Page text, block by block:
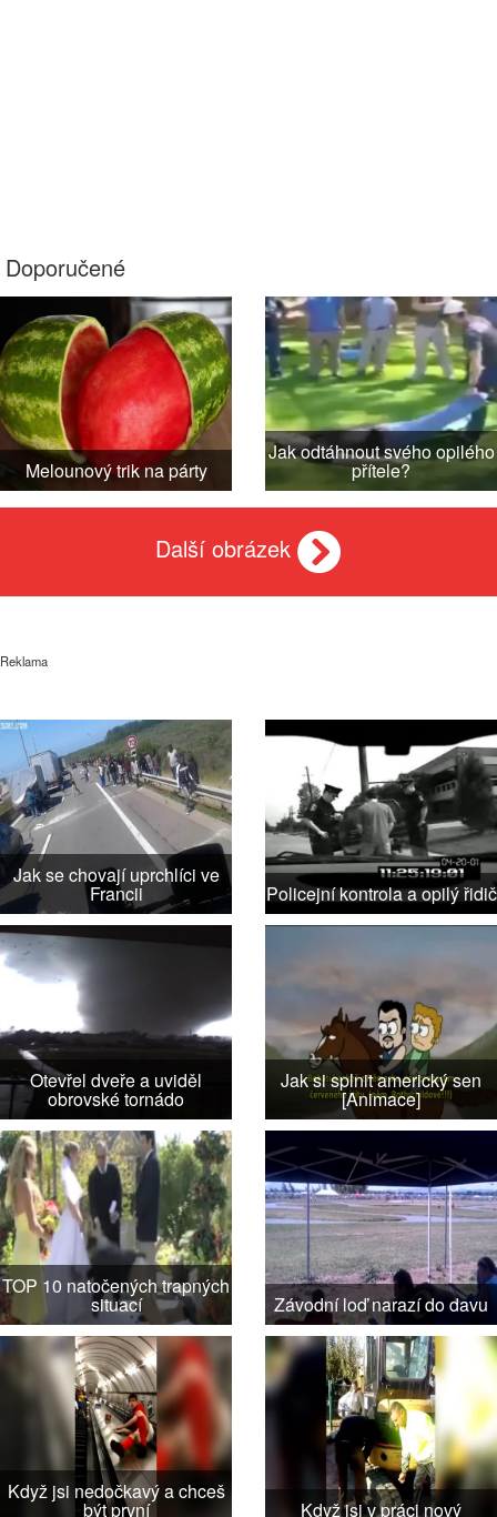
Doporučené
Melounový trik na párty
Jak odtáhnout svého opilého
přítele?
Další obrázek
Reklama
Jak se chovají uprchlíci ve
Francii Policejní kontrola a opilý řidič
Otevřel dveře a uviděl
obrovské tornádo
Jak si splnit americký sen
[Animace]
TOP 10 natočených trapných
situací Závodní loď narazí do davu
Když jsi nedočkavý a chceš
být první Když jsi v práci nový